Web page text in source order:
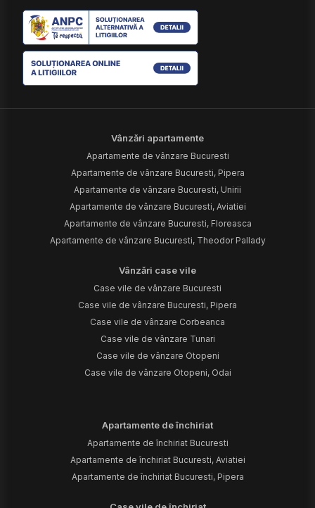
Vânzări apartamente
Apartamente de vânzare Bucuresti
Apartamente de vânzare Bucuresti, Pipera
Apartamente de vânzare Bucuresti, Unirii
Apartamente de vânzare Bucuresti, Aviatiei
Apartamente de vânzare Bucuresti, Floreasca
Apartamente de vânzare Bucuresti, Theodor Pallady
Vânzări case vile
Case vile de vânzare Bucuresti
Case vile de vânzare Bucuresti, Pipera
Case vile de vânzare Corbeanca
Case vile de vânzare Tunari
Case vile de vânzare Otopeni
Case vile de vânzare Otopeni, Odai
Apartamente de închiriat
Apartamente de închiriat Bucuresti
Apartamente de închiriat Bucuresti, Aviatiei
Apartamente de închiriat Bucuresti, Pipera